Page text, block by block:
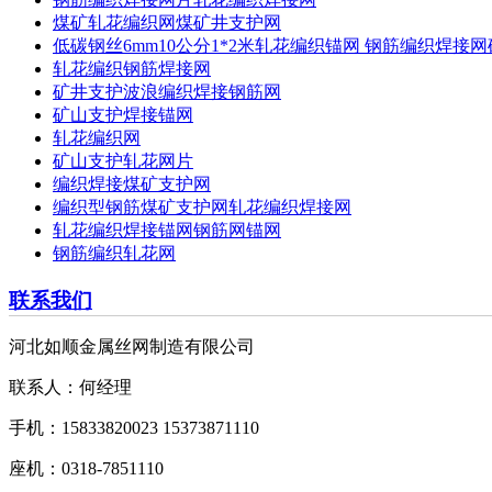
煤矿轧花编织网煤矿井支护网
低碳钢丝6mm10公分1*2米轧花编织锚网 钢筋编织焊接
轧花编织钢筋焊接网
矿井支护波浪编织焊接钢筋网
矿山支护焊接锚网
轧花编织网
矿山支护轧花网片
编织焊接煤矿支护网
编织型钢筋煤矿支护网轧花编织焊接网
轧花编织焊接锚网钢筋网锚网
钢筋编织轧花网
联系我们
河北如顺金属丝网制造有限公司
联系人：何经理
手机：15833820023 15373871110
座机：0318-7851110